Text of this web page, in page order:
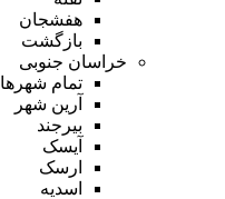
هفشجان
بازگشت
خراسان جنوبی
تمام شهر‌ها
آرین شهر
بیرجند
آیسک
ارسک
اسدیه